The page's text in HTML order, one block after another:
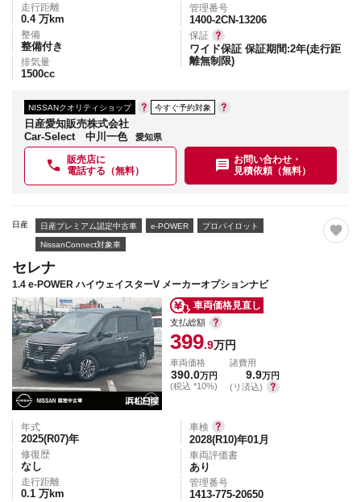
走行距離
0.4 万km
整備
整備付き
排気量
1500cc
管理番号
1400-2CN-13206
保証
ワイド保証 保証期間:2年(走行距
離無制限)
NISSANクオリティショップ 今すぐ予約対象
日産愛知販売株式会社
Car-Select 中川一色
愛知県
販売店に
電話する（無料）
お問い合わせ・
見積依頼（無料）
日産 日産プレミアム認定中古車 e-POWER プロパイロット
NissanConnect対象車
セレナ
1.4 e-POWER ハイウェイスターV メーカーオプションナビ
車両価格見直し
支払総額
399.9万円
車両価格
390.0万円
(税込 *10%)
諸費用
9.9万円
(リ済込)
年式
2025(R07)年
修復歴
なし
走行距離
0.1 万km
車検
2028(R10)年01月
車両評価書
あり
管理番号
1413-775-20650